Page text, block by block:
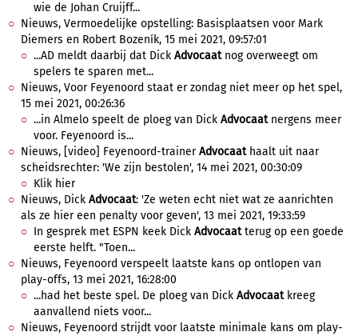
wie de Johan Cruijff...
Nieuws, Vermoedelijke opstelling: Basisplaatsen voor Mark
Diemers en Robert Bozeník, 15 mei 2021, 09:57:01
...AD meldt daarbij dat Dick Advocaatnog overweegt om
spelers te sparen met...
Nieuws, Voor Feyenoord staat er zondag niet meer op het spel,
15 mei 2021, 00:26:36
...in Almelo speelt de ploeg van Dick Advocaatnergens meer
voor. Feyenoord is...
Nieuws, [video] Feyenoord-trainerAdvocaathaalt uit naar
scheidsrechter: 'We zijn bestolen', 14 mei 2021, 00:30:09
Klik hier
Nieuws, Dick Advocaat: 'Ze weten echt niet wat ze aanrichten
als ze hier een penalty voor geven', 13 mei 2021, 19:33:59
In gesprek met ESPN keek Dick Advocaatterug op een goede
eerste helft. "Toen...
Nieuws, Feyenoord verspeelt laatste kans op ontlopen van
play-offs, 13 mei 2021, 16:28:00
...had het beste spel. De ploeg van Dick Advocaatkreeg
aanvallend niets voor...
Nieuws, Feyenoord strijdt voor laatste minimale kans om play-